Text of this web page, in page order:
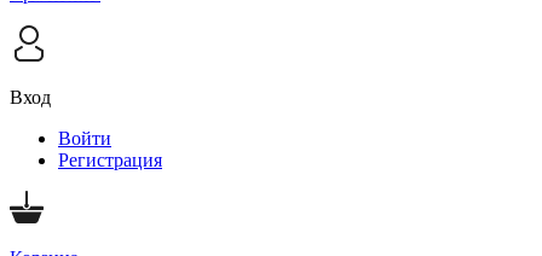
Вход
Войти
Регистрация